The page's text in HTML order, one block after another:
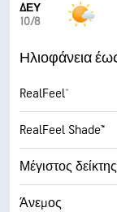
ΔΕΥ
10/8
Ηλιοφάνεια
RealFeel®
RealFeel Shade™
Μέγιστος
Άνεμος